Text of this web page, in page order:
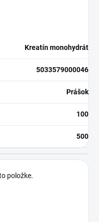
Kreatín monohydrát
5033579000046
Prášok
100
500
položke.